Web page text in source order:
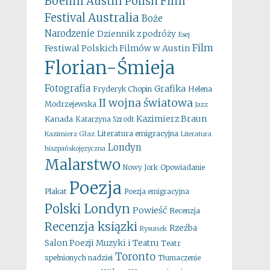
FestivalAustralia Boże
Narodzenie Dziennik z podróży Esej
Festiwal Polskich Filmów w Austin Film
Florian-Śmieja
Fotografia Fryderyk Chopin Grafika Helena
Modrzejewska II wojna światowa Jazz
Kanada Katarzyna Szrodt Kazimierz Braun
Kazimierz Głaz Literatura emigracyjna Literatura
hiszpańskojęzyczna Londyn
Malarstwo Nowy Jork Opowiadanie
Plakat Poezja Poezja emigracyjna
Polski Londyn Powieść Recenzja
Recenzja ksiązki Rysunek Rzeźba
Salon Poezji Muzyki i Teatru Teatr
spełnionych nadziei Toronto Tłumaczenie